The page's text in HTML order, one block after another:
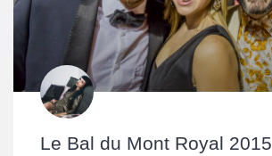
Le Bal du Mont Royal 2015